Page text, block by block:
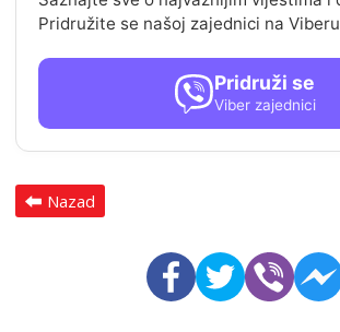
Pridružite se našoj zajednici na
Pridruži se
Viber zajednici
Nazad